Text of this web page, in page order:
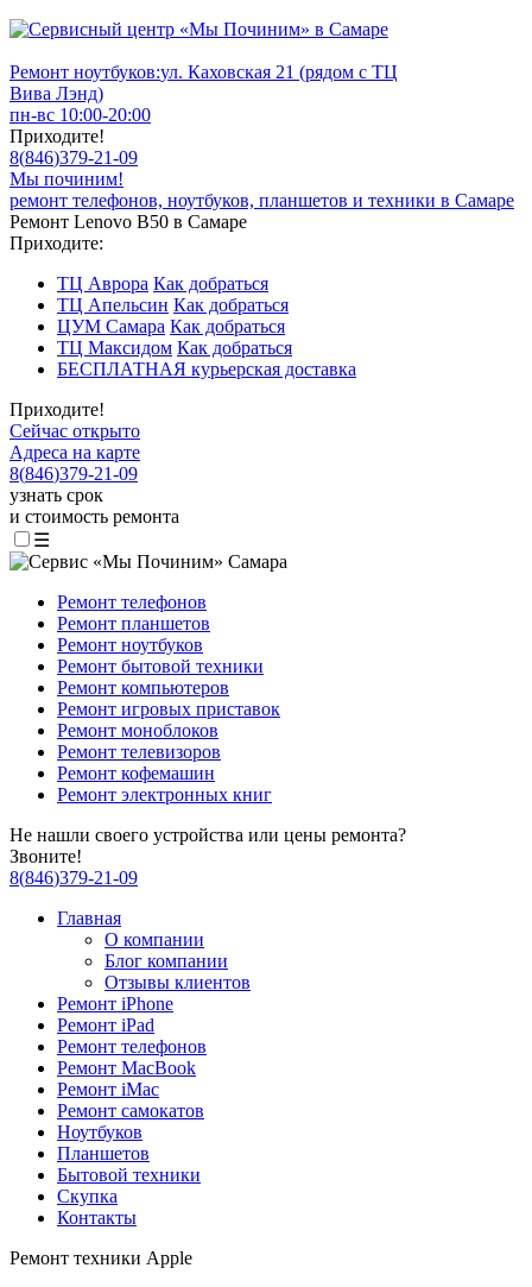
Ремонт ноутбуков:ул. Каховская 21 (рядом с ТЦ
Вива Лэнд)
пн-вс 10:00-20:00
Приходите!
8(846)379-21-09
Мы починим!
ремонт телефонов, ноутбуков, планшетов и техники в Самаре
Ремонт Lenovo B50 в Самаре
Приходите:
ТЦ Аврора Как добраться
ТЦ Апельсин Как добраться
ЦУМ Самара Как добраться
ТЦ Максидом Как добраться
БЕСПЛАТНАЯ курьерская доставка
Приходите!
Сейчас открыто
Адреса на карте
8(846)379-21-09
узнать срок
и стоимость ремонта
☰
Ремонт телефонов
Ремонт планшетов
Ремонт ноутбуков
Ремонт бытовой техники
Ремонт компьютеров
Ремонт игровых приставок
Ремонт моноблоков
Ремонт телевизоров
Ремонт кофемашин
Ремонт электронных книг
Не нашли своего устройства или цены ремонта?
Звоните!
8(846)379-21-09
Главная
О компании
Блог компании
Отзывы клиентов
Ремонт iPhone
Ремонт iPad
Ремонт телефонов
Ремонт MacBook
Ремонт iMac
Ремонт самокатов
Ноутбуков
Планшетов
Бытовой техники
Скупка
Контакты
Ремонт техники Apple